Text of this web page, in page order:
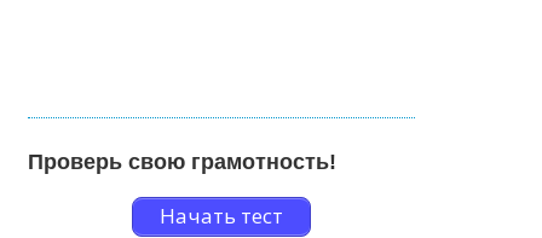
Проверь свою грамотность!
Начать тест